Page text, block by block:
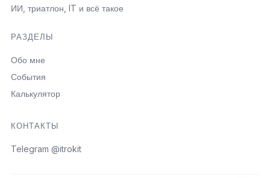
ИИ, триатлон, IT и всё такое
РАЗДЕЛЫ
Обо мне
События
Калькулятор
КОНТАКТЫ
Telegram @itrokit